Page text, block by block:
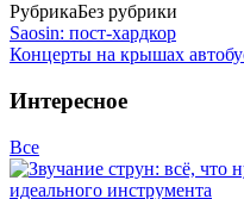
РубрикаБез рубрики
Saosin: пост-хардкор
Концерты на крышах
Интересное
Все